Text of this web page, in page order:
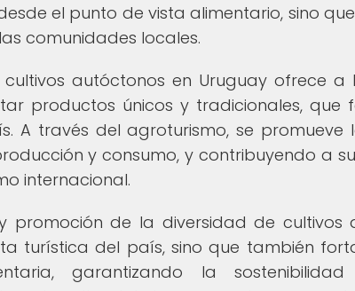
el punto de vista alimentario, sino
comunidades locales.
autóctonos en Uruguay ofrece
productos únicos y tradicionales,
A través del agroturismo, se promueve
y consumo, y contribuyendo a
internacional.
promoción de la diversidad de cultivos
turística del país, sino que también
garantizando la